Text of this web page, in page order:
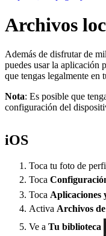
Archivos
Además de disfrutar de
puedes usar la aplicación
que tengas legalmente en
Nota: Es posible que
configuración del
iOS
Toca tu foto de
Toca
Toca Aplicaciones
Activa Archivos
Ve a Tu biblioteca